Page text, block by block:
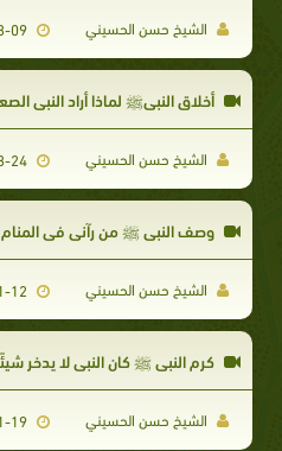
الشيخ حسن الحسيني 2021-03-09
أخلاق النبيﷺ لماذا أراد النبي الصعود
الشيخ حسن الحسيني 2021-03-24
وصف النبي ﷺ من رآني في المنام
الشيخ حسن الحسيني
كرم النبي ﷺ كان النبي لا يدخر
الشيخ حسن الحسيني 2021-01-19